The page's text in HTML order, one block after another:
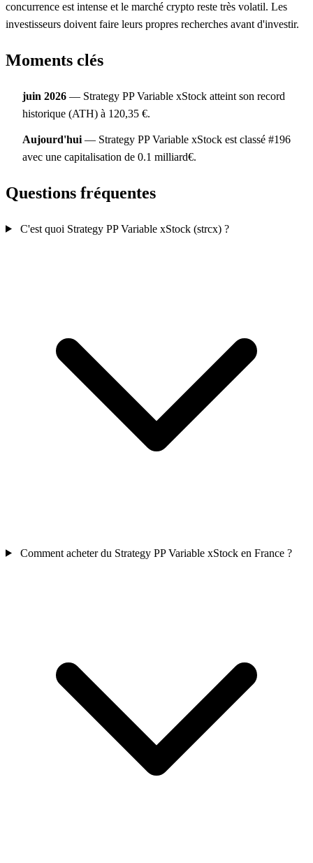
concurrence est intense et le marché crypto reste très volatil. Les
investisseurs doivent faire leurs propres recherches avant d'investir.
Moments clés
juin 2026 — Strategy PP Variable xStock atteint son record
historique (ATH) à 120,35 €.
Aujourd'hui — Strategy PP Variable xStock est classé #196
avec une capitalisation de 0.1 milliard€.
Questions fréquentes
C'est quoi Strategy PP Variable xStock (strcx) ?
Comment acheter du Strategy PP Variable xStock en France ?